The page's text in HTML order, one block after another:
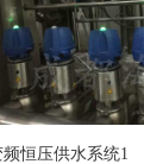
直流调速控制系统1